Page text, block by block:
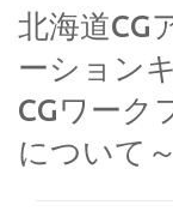
北海道CG
ーション
CGワーク
について～